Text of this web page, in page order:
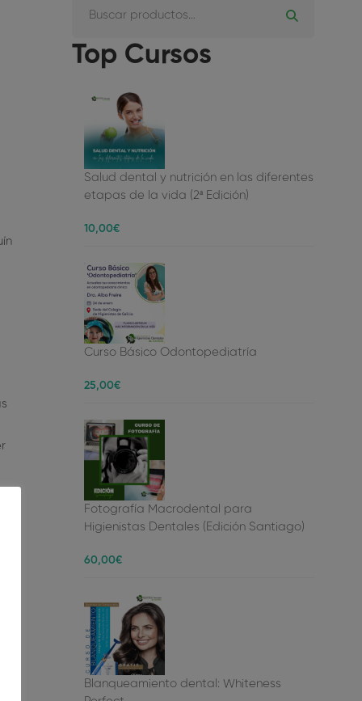
a
Top Cursos
Salud dental y nutrición en las diferentes
etapas de la vida (2ª Edición)
10,00€
Curso Básico Odontopediatría
25,00€
Fotografía Macrodental para
Higienistas Dentales (Edición Santiago)
60,00€
Blanqueamiento dental: Whiteness